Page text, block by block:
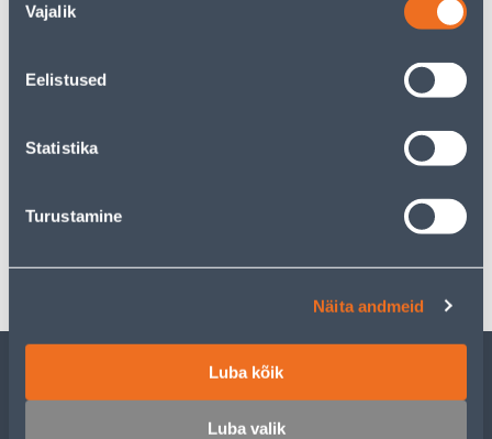
valik
Vajalik
Eelistused
Statistika
Turustamine
Näita andmeid
Luba kõik
Luba valik
Описание
ОБСЛУЖИВАНИЕ ЧАСТНЫХ КЛИЕНТОВ